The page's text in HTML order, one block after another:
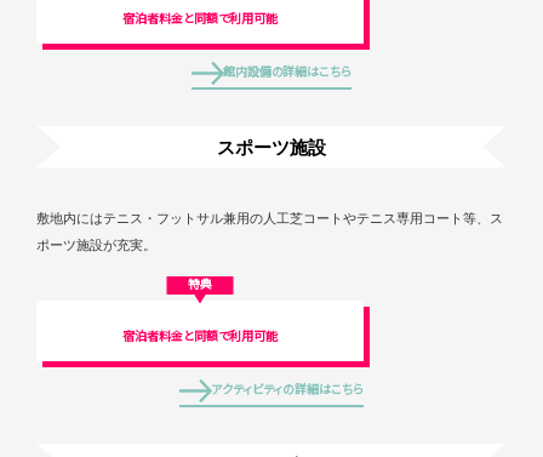
宿泊者料金と同額で利用可能
館内設備の詳細はこちら
スポーツ施設
敷地内にはテニス・フットサル兼用の人工芝コートやテニス専用コート等、ス
ポーツ施設が充実。
特典
宿泊者料金と同額で利用可能
アクティビティの詳細はこちら